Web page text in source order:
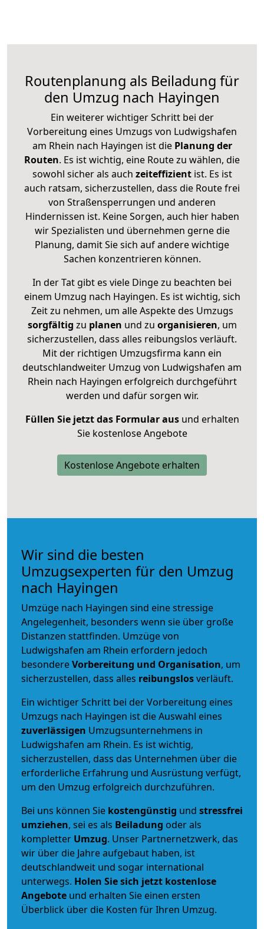
Routenplanung als Beiladung für
den Umzug nach Hayingen
Ein weiterer wichtiger Schritt bei der
Vorbereitung eines Umzugs von Ludwigshafen
am Rhein nach Hayingen ist diePlanung der
Routen. Es ist wichtig, eine Route zu wählen, die
sowohl sicher als auch zeiteffizientist. Es ist
auch ratsam, sicherzustellen, dass die Route frei
von Straßensperrungen und anderen
Hindernissen ist. Keine Sorgen, auch hier haben
wir Spezialisten und übernehmen gerne die
Planung, damit Sie sich auf andere wichtige
Sachen konzentrieren können.
In der Tat gibt es viele Dinge zu beachten bei
einem Umzug nach Hayingen. Es ist wichtig, sich
Zeit zu nehmen, um alle Aspekte des Umzugs
sorgfältig zu planen und zu organisieren, um
sicherzustellen, dass alles reibungslos verläuft.
Mit der richtigen Umzugsfirma kann ein
deutschlandweiter Umzug von Ludwigshafen am
Rhein nach Hayingen erfolgreich durchgeführt
werden und dafür sorgen wir.
Füllen Sie jetzt das Formular ausund erhalten
Sie kostenlose Angebote
Kostenlose Angebote erhalten
Wir sind die besten
Umzugsexperten für den Umzug
nach Hayingen
Umzüge nach Hayingen sind eine stressige
Angelegenheit, besonders wenn sie über große
Distanzen stattfinden. Umzüge von
Ludwigshafen am Rhein erfordern jedoch
besondereVorbereitung und Organisation, um
sicherzustellen, dass alles reibungslosverläuft.
Ein wichtiger Schritt bei der Vorbereitung eines
Umzugs nach Hayingen ist die Auswahl eines
zuverlässigen Umzugsunternehmens in
Ludwigshafen am Rhein. Es ist wichtig,
sicherzustellen, dass das Unternehmen über die
erforderliche Erfahrung und Ausrüstung verfügt,
um den Umzug erfolgreich durchzuführen.
Bei uns können Sie kostengünstig und stressfrei
umziehen, sei es als Beiladung oder als
kompletter Umzug. Unser Partnernetzwerk, das
wir über die Jahre aufgebaut haben, ist
deutschlandweit und sogar international
unterwegs. Holen Sie sich jetzt kostenlose
Angebote und erhalten Sie einen ersten
Überblick über die Kosten für Ihren Umzug.